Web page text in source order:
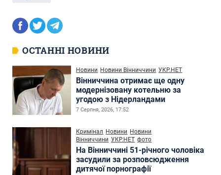
ОСТАННІ НОВИНИ
Новини Новини Вінниччини УКР.НЕТ
Вінниччина отримає ще одну
модернізовану котельню за
угодою з Нідерландами
7 Серпня, 2026, 17:52
Кримінал Новини Новини
Вінниччини УКР.НЕТ фото
На Вінниччині 51-річного чоловіка
засудили за розповсюдження
дитячої порнографії